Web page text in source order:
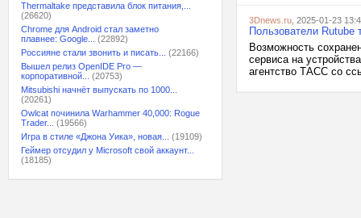
Thermaltake представила блок питания,...
(26620)
Chrome для Android стал заметно
плавнее: Google...
(22892)
Россияне стали звонить и писать...
(22166)
Вышел релиз OpenIDE Pro —
корпоративной...
(20753)
Mitsubishi начнёт выпускать по 1000...
(20261)
Owlcat починила Warhammer 40,000: Rogue
Trader...
(19566)
Игра в стиле «Джона Уика», новая...
(19109)
Геймер отсудил у Microsoft свой аккаунт...
(18185)
3Dnews.ru , 2025-01-23
Пользователи Rutube
Возможность
сервиса на
агентство ТАСС со